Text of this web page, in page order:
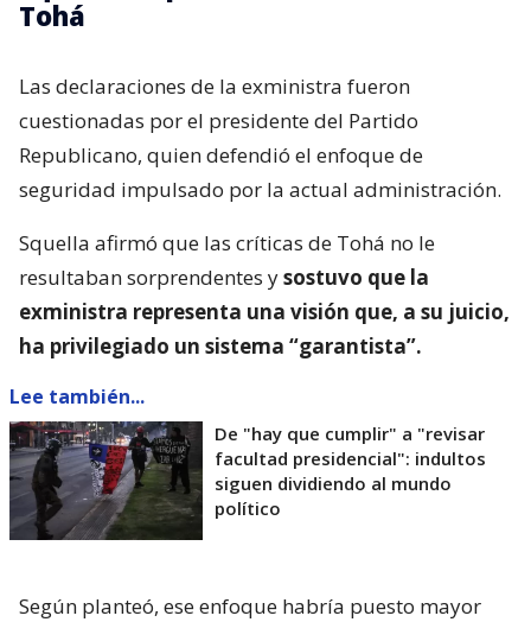
Tohá
Las declaraciones de la exministra fueron
cuestionadas por el presidente del Partido
Republicano, quien defendió el enfoque de
seguridad impulsado por la actual administración.
Squella afirmó que las críticas de Tohá no le
resultaban sorprendentes ysostuvo que la
exministra representa una visión que, a su juicio,
ha privilegiado un sistema “garantista”.
Lee también...
De "hay que cumplir" a "revisar
facultad presidencial": indultos
siguen dividiendo al mundo
político
Según planteó, ese enfoque habría puesto mayor